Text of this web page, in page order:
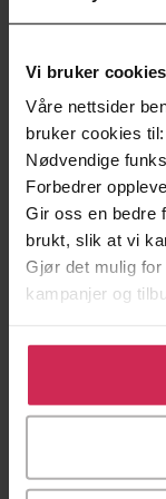
Vi bruker cookies
Våre nettsider
bruker cookies til:
Nødvendige
Forbedrer
Gir oss en bedre
brukt, slik at vi
Gjør det mulig
kampanjer og
Klikk på «Godta
bruke cookies
tilpasse ditt
199,-